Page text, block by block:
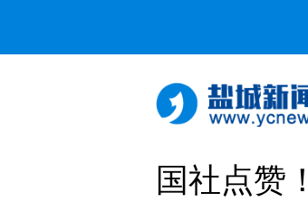
国社点赞